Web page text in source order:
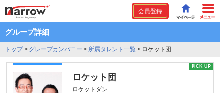
会員登録
グループ詳細
トップ> グレープカンパニー > 所属タレント一覧 > ロケット団
PICK UP
ロケット団
ロケットダン